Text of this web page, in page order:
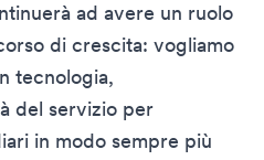
ad avere un ruolo
di crescita: vogliamo
tecnologia,
del servizio per
in modo sempre più